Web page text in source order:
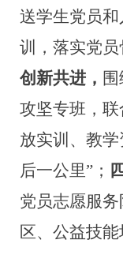
送学生党员和
训，落实党员
创新共进，
攻坚专班，
放实训、教
后一公里”；
党员志愿服
区、公益技能